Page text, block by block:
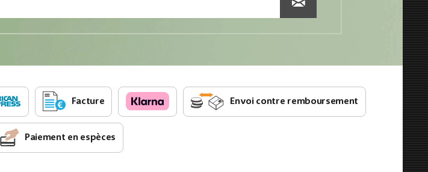
Facture Envoi contre remboursement
Paiement en espèces